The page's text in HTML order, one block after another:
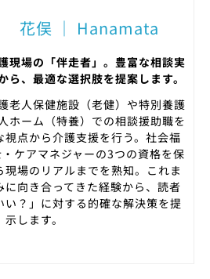
花俣 ｜ Hanamata
現場の「伴走者」。豊富な相談実
ら、最適な選択肢を提案します。
老人保健施設（老健）や特別養護
ホーム（特養）での相談援助職を
視点から介護支援を行う。社会福
ケアマネジャーの3つの資格を保
場のリアルまでを熟知。これま
に向き合ってきた経験から、読者
い？」に対する的確な解決策を提
示します。